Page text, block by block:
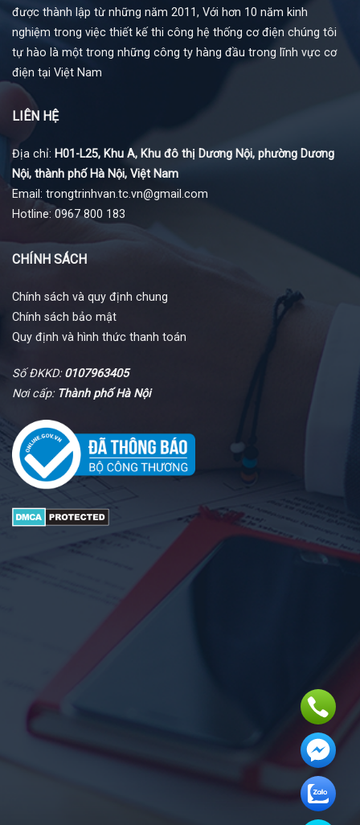
được thành lập từ những năm 2011, Với hơn 10 năm kinh
nghiệm trong việc thiết kế thi công hệ thống cơ điện chúng tôi
tự hào là một trong những công ty hàng đầu trong lĩnh vực cơ
điện tại Việt Nam
LIÊN HỆ
Địa chỉ: H01-L25, Khu A, Khu đô thị Dương Nội, phường Dương
Nội, thành phố Hà Nội, Việt Nam
Email: trongtrinhvan.tc.vn@gmail.com
Hotline: 0967 800 183
CHÍNH SÁCH
Chính sách và quy định chung
Chính sách bảo mật
Quy định và hình thức thanh toán
Số ĐKKD:0107963405
Nơi cấp: Thành phố Hà Nội